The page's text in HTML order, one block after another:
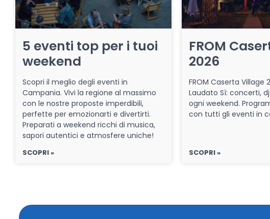
5 eventi top per i tuoi
weekend
Scopri il meglio degli eventi in
Campania. Vivi la regione al massimo
con le nostre proposte imperdibili,
perfette per emozionarti e divertirti.
Preparati a weekend ricchi di musica,
sapori autentici e atmosfere uniche!
SCOPRI »
FROM
2026
FROM Caserta Village
Laudato Sì: concerti,
ogni weekend.
con tutti gli eventi in
SCOPRI »